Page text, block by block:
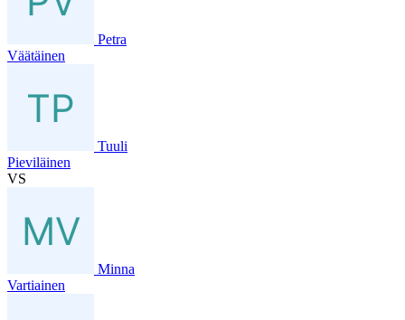
Petra
Väätäinen
Tuuli
Pieviläinen
VS
Minna
Vartiainen